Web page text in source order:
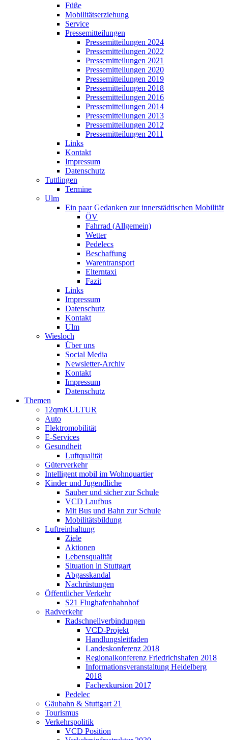
Füße
Mobilitätserziehung
Service
Pressemitteilungen
Pressemitteilungen 2024
Pressemitteilungen 2022
Pressemitteilungen 2021
Pressemitteilungen 2020
Pressemitteilungen 2019
Pressemitteilungen 2018
Pressemitteilungen 2016
Pressemitteilungen 2014
Pressemitteilungen 2013
Pressemitteilungen 2012
Pressemitteilungen 2011
Links
Kontakt
Impressum
Datenschutz
Tuttlingen
Termine
Ulm
Ein paar Gedanken zur innerstädtischen Mobilität
ÖV
Fahrrad (Allgemein)
Wetter
Pedelecs
Beschaffung
Warentransport
Elterntaxi
Fazit
Links
Impressum
Datenschutz
Kontakt
Ulm
Wiesloch
Über uns
Social Media
Newsletter-Archiv
Kontakt
Impressum
Datenschutz
Themen
12qmKULTUR
Auto
Elektromobilität
E-Services
Gesundheit
Luftqualität
Güterverkehr
Intelligent mobil im Wohnquartier
Kinder und Jugendliche
Sauber und sicher zur Schule
VCD Laufbus
Mit Bus und Bahn zur Schule
Mobilitätsbildung
Luftreinhaltung
Ziele
Aktionen
Lebensqualität
Situation in Stuttgart
Abgasskandal
Nachrüstungen
Öffentlicher Verkehr
S21 Flughafenbahnhof
Radverkehr
Radschnellverbindungen
VCD-Projekt
Handlungsleitfaden
Landeskonferenz 2018
Regionalkonferenz Friedrichshafen 2018
Informationsveranstaltung Heidelberg
2018
Fachexkursion 2017
Pedelec
Gäubahn & Stuttgart 21
Tourismus
Verkehrspolitik
VCD Position